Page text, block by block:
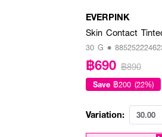
EVERPINK
Skin Contact
30 G •
฿690 ฿890
Save ฿200 (22%)
Variation: 30.00